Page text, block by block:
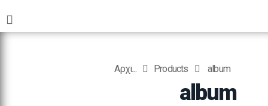
Αρχι... Products album
album